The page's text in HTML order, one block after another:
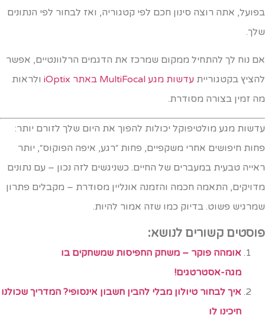
אתה רוצה סינון חכם לפי קטגוריה, ואז לבחור לפי הנתונים
נוח לך להתחיל ממקום שמרכז את הדגמים הרלוונטיים, אפשר
בקטגורייתעדשות מגע MultiFocal באתר iOptix
ולראות
זמין בצורה מסודרת.
מגע מולטיפוקל יכולות להפוך את היום שלך לזורם יותר:
חיפושים אחרי משקפיים, פחות ״רגע, איפה הפוקוס״, יותר
טבעית במעברים של החיים. כשניגשים לזה נכון – עם נתונים
התאמה חכמה והזמנה אונליין מסודרת – מקבלים פתרון
פשוט. בדיוק כמו שזה אמור להיות.
קשורים לנושא:
אומהה פוקר – משחק החפיסות שמשחקים בו
מגה-אסטרטגים!
איך לבחור טיולון מבלי להבין חשבון אינסופי? המדריך שכולנו
חיכינו לו